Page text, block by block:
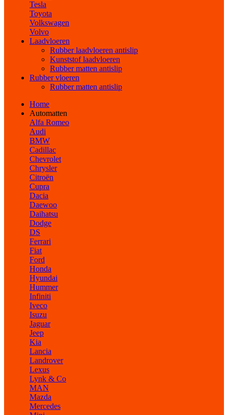
Tesla
Toyota
Volkswagen
Volvo
Laadvloeren
Rubber laadvloeren antislip
Kunststof laadvloeren
Rubber matten antislip
Rubber vloeren
Rubber matten antislip
Home
Automatten
Alfa Romeo
Audi
BMW
Cadillac
Chevrolet
Chrysler
Citroën
Cupra
Dacia
Daewoo
Daihatsu
Dodge
DS
Ferrari
Fiat
Ford
Honda
Hyundai
Hummer
Infiniti
Iveco
Isuzu
Jaguar
Jeep
Kia
Lancia
Landrover
Lexus
Lynk & Co
MAN
Mazda
Mercedes